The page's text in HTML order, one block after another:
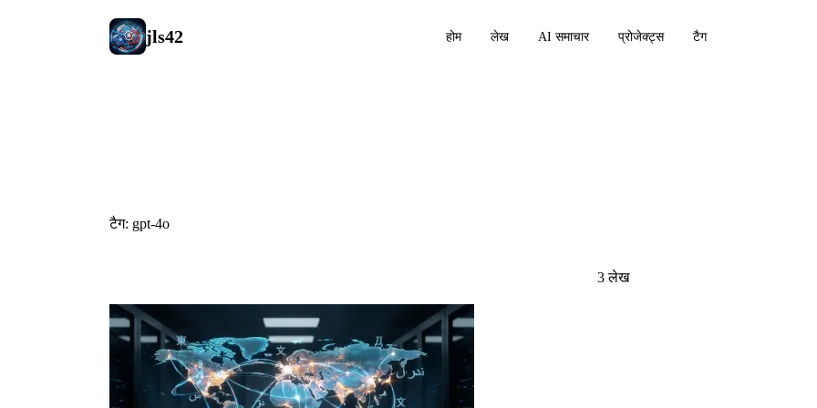
jls42 होम लेख AI समाचार प्रोजेक्ट्स टैग
टैग: gpt-4o
3 लेख